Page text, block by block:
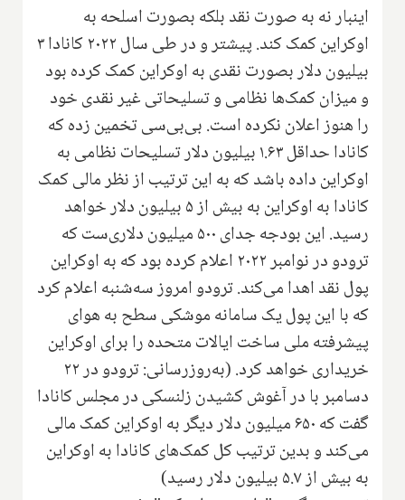
اینبار نه به صورت نقد بلکه بصورت اسلحه به
اوکراین کمک کند. پیشتر و در طی سال ۲۰۲۲ کانادا ۳
بیلیون دلار بصورت نقدی به اوکراین کمک کرده بود
و میزان کمک‌ها نظامی و تسلیحاتی غیر نقدی خود
را هنوز اعلان نکرده است. بی‌بی‌سی تخمین زده که
کانادا حداقل ۱.۶۳ بیلیون دلار تسلیحات نظامی به
اوکراین داده باشد که به این ترتیب از نظر مالی کمک
کانادا به اوکراین به بیش از ۵ بیلیون دلار خواهد
رسید. این بودجه جدای ۵۰۰ میلیون دلاری‌ست که
ترودو در نوامبر ۲۰۲۲ اعلام کرده بود که به اوکراین
پول نقد اهدا می‌کند. ترودو امروز سه‌شنبه اعلام کرد
که با این پول یک سامانه موشکی سطح به هوای
پیشرفته ملی ساخت ایالات متحده را برای اوکراین
خریداری خواهد کرد. (به‌روزرسانی: ترودو در ۲۲
دسامبر با در آغوش کشیدن زلنسکی در مجلس کانادا
گفت که ۶۵۰ میلیون دلار دیگر به اوکراین کمک مالی
می‌کند و بدین ترتیب کل کمک‌های کانادا به اوکراین
به بیش از ۵.۷ بیلیون دلار رسید)